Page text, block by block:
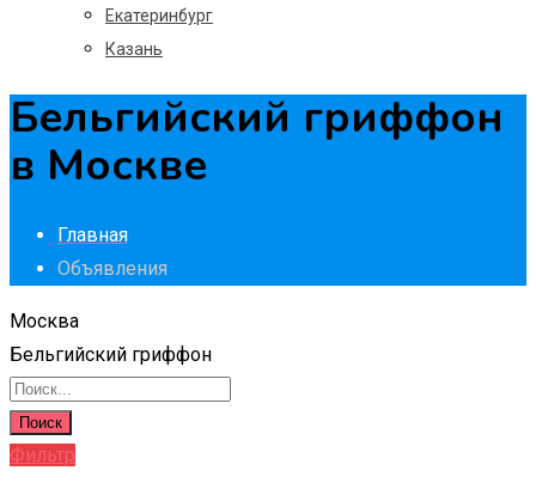
Екатеринбург
Казань
Бельгийский гриффон
в Москве
Главная
Объявления
Москва
Бельгийский гриффон
Поиск
Фильтр